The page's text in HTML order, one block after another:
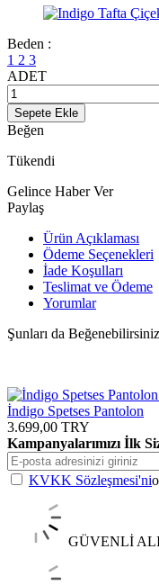
Beden :
1 2 3
ADET
Sepete Ekle
Beğen
Tükendi
Gelince Haber Ver
Paylaş
Ürün Açıklaması
Ödeme Seçenekleri
İade Koşulları
Teslimat ve Ödeme
Yorumlar
Şunları da Beğenebilirsiniz
İndigo Spetses Pantolon
3.699,00 TRY
Kampanyalarımızı İlk
KVKK Sözleşmesi'ni
GÜVENLİ